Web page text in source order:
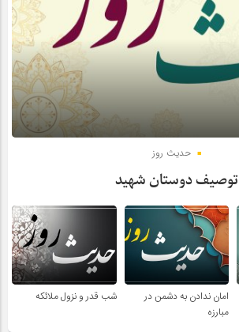
حدیث روز
توصیف دوستان شهید
امان ندادن به دشمن در
مبارزه
شب قدر و نزول ملائکه